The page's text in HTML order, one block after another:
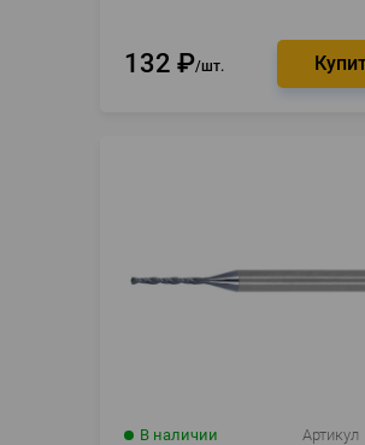
132 ₽ шт.
В наличии Артикул